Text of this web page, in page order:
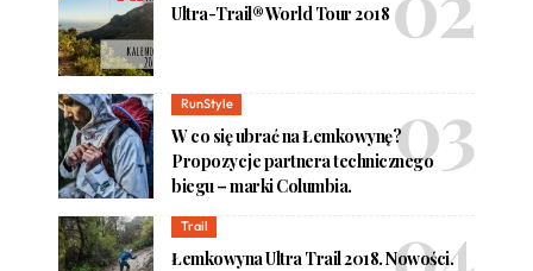
Ultra-Trail® World Tour 2018
RunStyle
W co się ubrać na Łemkowynę?
Propozycje partnera technicznego
biegu – marki Columbia.
Trail
Łemkowyna Ultra Trail 2018. Nowości.